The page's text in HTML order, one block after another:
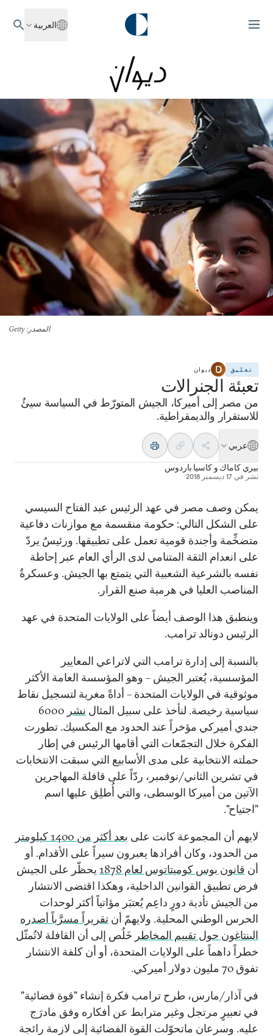
العربية
المصدر : Getty
تعليق ديوان
تعبئة الجنرالات
من مصر إلى أميركا، الجيش المتورّط في السياسة سيئٌ
للاستقرار والديمقراطية.
عربي
بيري كاماك وكاسيا باردوس
نشر في 17 ديسمبر 2018
يمكن وصف مصر في عهد الرئيس عبد الفتاح السيسي
على الشكل التالي: حكومة منقسمة مع موازنات دفاعية
متضخِّمة وأجندة قومية تعمل على تطبيقها. ورئيسٌ يردّ
على انعدام الثقة المتنامي لدى الرأي العام عبر إحاطة
نفسه بالشرعية الشعبية التي يتمتع بها الجيش. وعسكرةُ
المناصب العليا في هرمية صنع القرار.
وينطبق هذا الوصف أيضاً على الولايات المتحدة في عهد
الرئيس دونالد ترامب.
بالنسبة إلى إدارة ترامب التي لاتراعي المعايير
المؤسسية، يُعتبر الجيش – وهو المؤسسة العامة الأكثر
موثوقية في الولايات المتحدة – أداةً مغرية لتسجيل نقاط
سياسية رخيصة. لنأخذ على سبيل المثال نشر 6000
جندي أميركي مؤخراً عند الحدود مع المكسيك. تطورت
الفكرة خلال التجمّعات التي أقامها الرئيس في إطار
حملته الانتخابية على مدى الأسابيع التي سبقت الانتخابات
في تشرين الثاني/نوفمبر، ردّاً على قافلة المهاجرين
الآتين من أميركا الوسطى، والتي أُطلِق عليها اسم
"اجتياح".
لايهم أن المجموعة كانت على بعد أكثر من 1400 كيلومتر
من الحدود، وكان أفرادها يعبرون سيراً على الأقدام. أو
أن قانون بوس كوميتاتوس لعام 1878
يحظّر على الجيش
فرض تطبيق القوانين الداخلية، وهكذا اقتضى الانتشار
من الجيش تأدية دورٍ داعِم يُعتبَر مؤاتياً أكثر لوحدات
الحرس الوطني المحلية. ولايهمّ أن تقريراً مسرَّباً أصدره
البنتاغون حول تقييم المخاطر خَلُص إلى أن القافلة لاتُمثّل
خطراً داهماً على الولايات المتحدة، أو أن كلفة الانتشار
تفوق 70 مليون دولار أميركي.
في آذار/مارس، طرح ترامب فكرة إنشاء "قوة فضائية"
في تعبيرٍ مرتجل وغير مترابط عن أفكاره وفق مادرَج
عليه. وسرعان ماتحوّلت القوة الفضائية إلى لازمة رائجة